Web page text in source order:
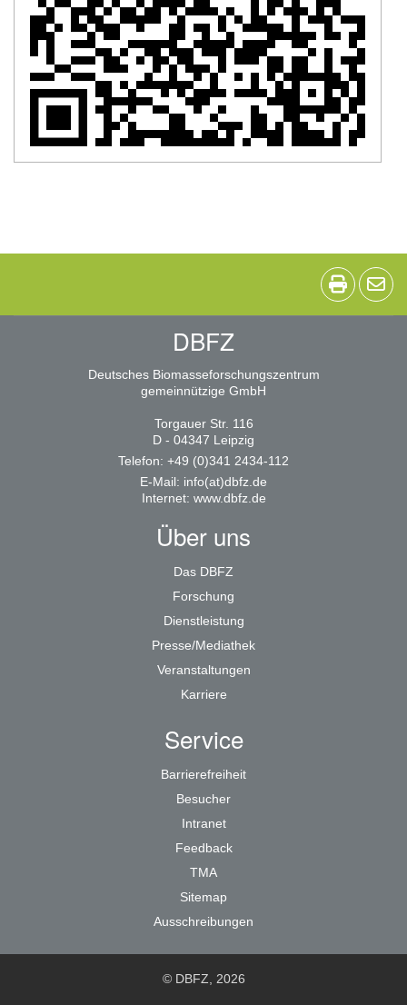
DBFZ
Deutsches Biomasseforschungszentrum
gemeinnützige GmbH
Torgauer Str. 116
D - 04347 Leipzig
Telefon: +49 (0)341 2434-112
E-Mail: info(at)dbfz.de
Internet: www.dbfz.de
Über uns
Das DBFZ
Forschung
Dienstleistung
Presse/Mediathek
Veranstaltungen
Karriere
Service
Barrierefreiheit
Besucher
Intranet
Feedback
TMA
Sitemap
Ausschreibungen
© DBFZ, 2026